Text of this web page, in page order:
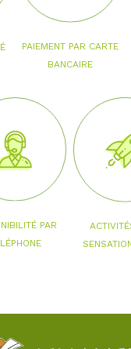
PAIEMENT PAR CARTE
BANCAIRE
PAR